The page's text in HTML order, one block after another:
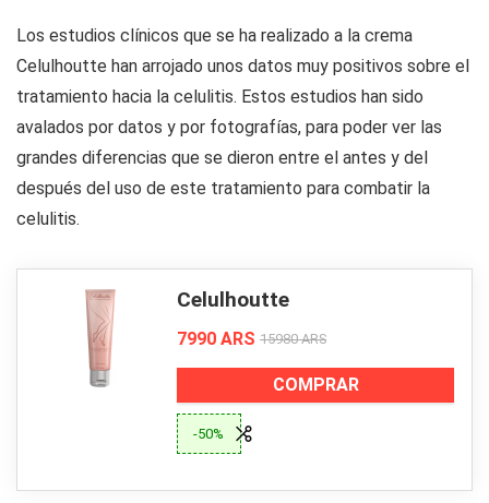
Los estudios clínicos que se ha realizado a la crema
Celulhoutte han arrojado unos datos muy positivos sobre el
tratamiento hacia la celulitis. Estos estudios han sido
avalados por datos y por fotografías, para poder ver las
grandes diferencias que se dieron entre el antes y del
después del uso de este tratamiento para combatir la
celulitis.
Celulhoutte
7990 ARS 15980 ARS
COMPRAR
-50%